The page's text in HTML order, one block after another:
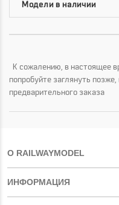
К сожалению, в настоящее
попробуйте заглянуть
предварительного заказа
О RAILWAYMODEL
ИНФОРМАЦИЯ